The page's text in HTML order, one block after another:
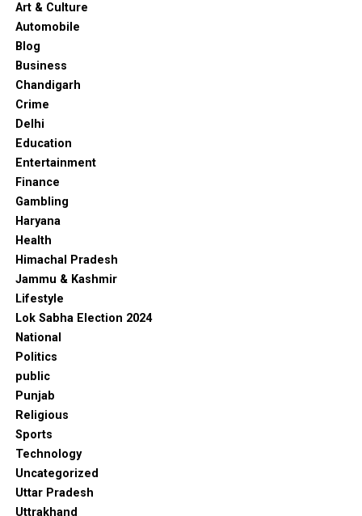
Art & Culture
Automobile
Blog
Business
Chandigarh
Crime
Delhi
Education
Entertainment
Finance
Gambling
Haryana
Health
Himachal Pradesh
Jammu & Kashmir
Lifestyle
Lok Sabha Election 2024
National
Politics
public
Punjab
Religious
Sports
Technology
Uncategorized
Uttar Pradesh
Uttrakhand